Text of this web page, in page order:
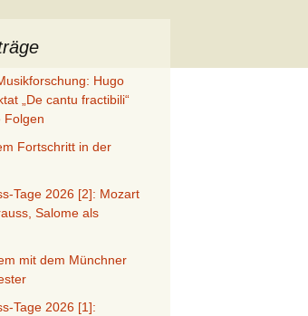
Hugo
„De cantu fractibili“
Folgen
Fortschritt in der
Tage 2026 [2]: Mozart
Salome als
mit dem Münchner
Tage 2026 [1]: